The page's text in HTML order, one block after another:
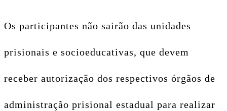
Os participantes não sairão das unidades
prisionais e socioeducativas, que devem
receber autorização dos respectivos órgãos de
administração prisional estadual para realizar